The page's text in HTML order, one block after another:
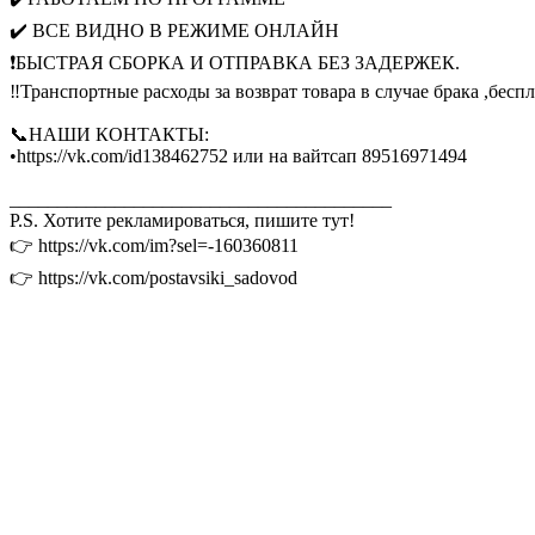
✔️ ВСЕ ВИДНО В РЕЖИМЕ ОНЛАЙН
❗️БЫСТРАЯ СБОРКА И ОТПРАВКА БЕЗ ЗАДЕРЖЕК.
‼️Транспортные расходы за возврат товара в случае брака
📞НАШИ КОНТАКТЫ:
•https://vk.com/id138462752 или на вайтсап 89516971494
P.S. Хотите рекламироваться, пишите тут!
👉 https://vk.com/im?sel=-160360811
👉 https://vk.com/postavsiki_sadovod